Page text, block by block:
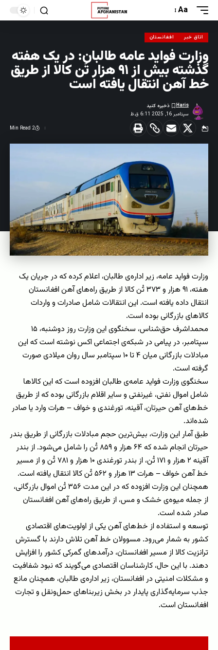
Aa
اتاق خبر افغانستان
وزارت فواید عامه طالبان: در یک هفته
گذشته بیش از ۹۱ هزار تُن کالا از طریق
خط‌ آهن انتقال یافته است
سپتامبر 16, 2025 6:11 ق.ظ
Haris
2 Min Read
وزارت فواید عامه، زیر اداره‌ی طالبان، اعلام کرده که در جریان یک
هفته، ۹۱ هزار و ۳۷۳ تُن کالا از طریق راه‌های آهن افغانستان
انتقال داده یافته است. این انتقالات شامل صادرات و واردات
کالاهای بازرگانی بوده است.
محمداشرف حق‌شناس، سخنگوی این وزارت روز دوشنبه، ۱۵
سپتامبر، در پیامی در شبکه‌ی اجتماعی اکس نوشته است که این
مبادلات بازرگانی میان ۴ تا ۱۰ سپتامبر سال روان میلادی صورت
گرفته است.
سخنگوی وزارت فواید عامه‌ی طالبان افزوده است که این کالاها
شامل اموال نفتی، غیرنفتی و سایر اقلام بازرگانی بوده که از طریق
خط‌های آهن حیرتان، آقینه، تورغندی و خواف – هرات وارد یا صادر
شده‌اند.
طبق آمار این وزارت، بیش‌ترین حجم مبادلات بازرگانی از طریق بندر
حیرتان انجام شده که ۶۴ هزار و ۸۵۹ تُن را شامل می‌شود. از بندر
آقینه ۲ هزار و ۱۷۱ تُن، از بندر تورغندی ۱۰ هزار و ۷۸۱ تُن و از مسیر
خط آهن خواف – هرات ۱۳ هزار و ۵۶۲ تُن کالا انتقال یافته است.
همچنان این وزارت افزوده که در این مدت ۳۵۶ تُن اموال بازرگانی،
از جمله میوه‌ی خشک و مس، از طریق راه‌های آهن افغانستان
صادر شده است.
توسعه و استفاده از خط‌های آهن یکی از اولویت‌های اقتصادی
کشور به شمار می‌رود. مسوولان خط آهن تلاش دارند با گسترش
ترانزیت کالا از مسیر افغانستان، درآمدهای گمرکی کشور را افزایش
دهند. با این حال، کارشناسان اقتصادی می‌گویند که نبود شفافیت
و مشکلات امنیتی در افغانستان، زیر اداره‌ی طالبان، همچنان مانع
جذب سرمایه‌گذاری پایدار در بخش زیربناهای حمل‌ونقل و تجارت
افغانستان است.